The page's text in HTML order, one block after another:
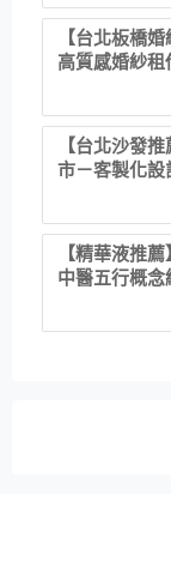
【台北板橋
高質感婚紗
【台北沙發
市－客製化設
直營直銷、
居家風格
【精華液推
中醫五行概
華！ 水㊀土
肌膚剛剛好的